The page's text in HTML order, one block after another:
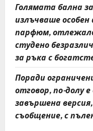
Голямата бална
излъчваше
парфюм,
студено
за ръка с
Поради
отговор, по-долу
завършена
съобщение, с